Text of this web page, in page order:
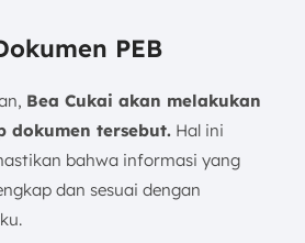
PEB
Bea Cukai akan melakukan
dokumen tersebut. Hal ini
bahwa informasi yang
dan sesuai dengan